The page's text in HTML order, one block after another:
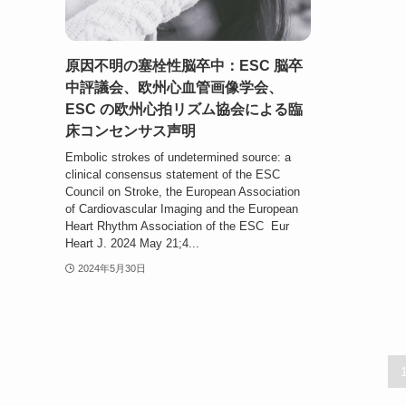
原因不明の塞栓性脳卒中：ESC 脳卒
中評議会、欧州心血管画像学会、
ESC の欧州心拍リズム協会による臨
床コンセンサス声明
Embolic strokes of undetermined source: a
clinical consensus statement of the ESC
Council on Stroke, the European Association
of Cardiovascular Imaging and the European
Heart Rhythm Association of the ESC Eur
Heart J. 2024 May 21;4...
2024年5月30日
1